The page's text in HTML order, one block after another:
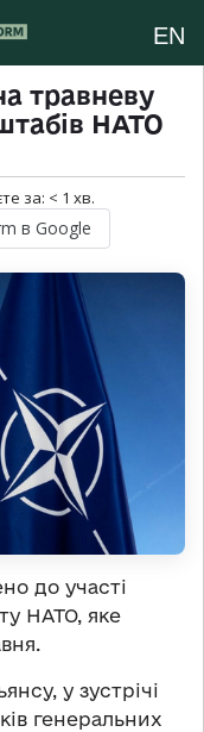
EN
травневу
НАТО
за: < 1 хв.
в Google
до участі
НАТО, яке
у зустрічі
генеральних